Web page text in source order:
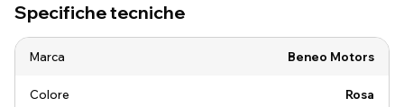
Specifiche tecniche
Marca Beneo Motors
Colore Rosa